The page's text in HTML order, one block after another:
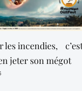
les incendies, c’est
jeter son mégot